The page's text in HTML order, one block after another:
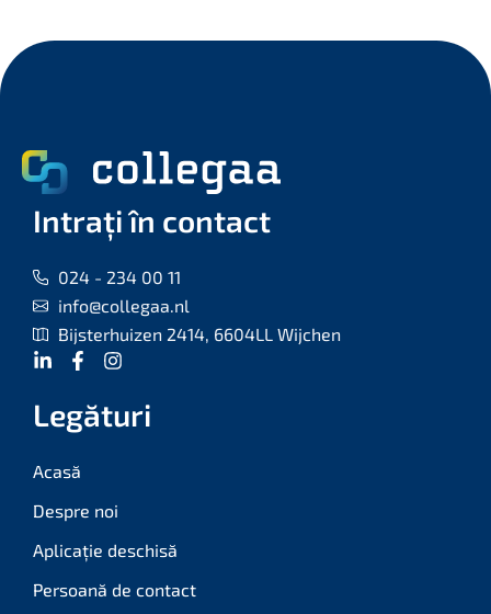
Intrați în contact
024 - 234 00 11
info@collegaa.nl
Bijsterhuizen 2414, 6604LL Wijchen
Legături
Acasă
Despre noi
Aplicație deschisă
Persoană de contact